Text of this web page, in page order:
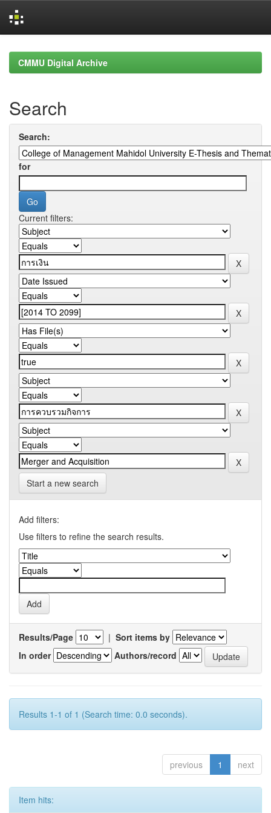
navigationCMMU Digital Archive
Search
Search:
for
Current filters:
Start a new search
Add filters:
Use filters to refine the search results.
Results/Page | Sort items by
In order
Authors/record
Results 1-1 of 1 (Search time: 0.0 seconds).
previous 1 next
Item hits: